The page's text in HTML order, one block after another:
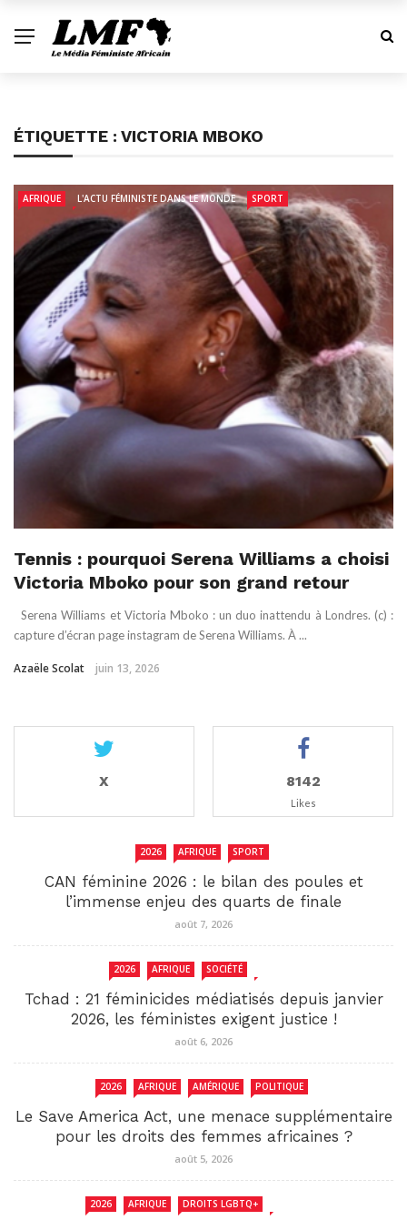
ÉTIQUETTE : VICTORIA MBOKO
AFRIQUE L'ACTU FÉMINISTE DANS LE MONDE SPORT
Tennis : pourquoi Serena Williams a choisi
Victoria Mboko pour son grand retour
Serena Williams et Victoria Mboko : un duo inattendu à Londres. (c) :
capture d’écran page instagram de Serena Williams. À ...
Azaële Scolat juin 13, 2026
X 8142
Likes
2026 AFRIQUE SPORT
CAN féminine 2026 : le bilan des poules et
l’immense enjeu des quarts de finale
août 7, 2026
2026 AFRIQUE SOCIÉTÉ
Tchad : 21 féminicides médiatisés depuis janvier
2026, les féministes exigent justice !
août 6, 2026
2026 AFRIQUE AMÉRIQUE POLITIQUE
Le Save America Act, une menace supplémentaire
pour les droits des femmes africaines ?
août 5, 2026
2026 AFRIQUE DROITS LGBTQ+